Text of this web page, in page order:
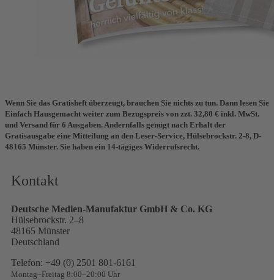
inkl. MwSt.
Wählen Sie die Startausgabe
Zum Warenkorb hinzufügen
Wenn Sie das Gratisheft überzeugt, brauchen Sie nichts zu tun. Dann lesen Sie
Einfach Hausgemacht weiter zum Bezugspreis von zzt. 32,80 € inkl. MwSt.
und Versand für 6 Ausgaben. Andernfalls genügt nach Erhalt der
Gratisausgabe eine Mitteilung an den Leser-Service, Hülsebrockstr. 2-8, D-
48165 Münster. Sie haben ein 14-tägiges Widerrufsrecht.
Kontakt
Deutsche Medien-Manufaktur GmbH & Co. KG
Hülsebrockstr. 2–8
48165 Münster
Deutschland
Telefon: +49 (0) 2501 801-6161
Montag–Freitag 8:00–20:00 Uhr